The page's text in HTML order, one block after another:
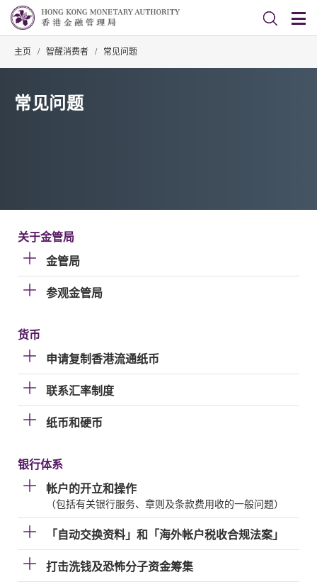
主页 / 智醒消费者 / 常见问题
常见问题
关于金管局
金管局
参观金管局
货币
申请复制香港流通纸币
联系汇率制度
纸币和硬币
银行体系
帐户的开立和操作
（包括有关银行服务、章则及条款费用收的一般问题）
「自动交换资料」和「海外帐户税收合规法案」
打击洗钱及恐怖分子资金筹集